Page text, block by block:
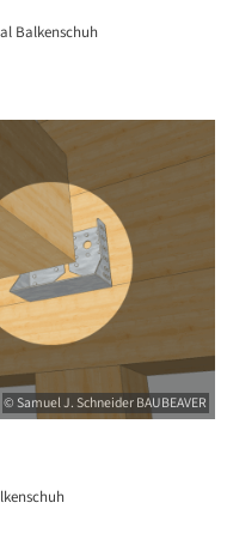
Balkenschuh
© Samuel J. Schneider BAUBEAVER